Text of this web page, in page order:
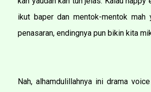
ikut baper dan mentok-mentok mah
penasaran, endingnya pun bikin kita
Nah, alhamdulillahnya ini drama